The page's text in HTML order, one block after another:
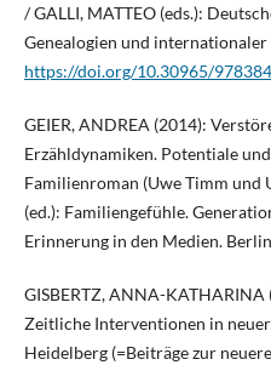
/ GALLI, MATTEO (eds.):
Genealogien und
https://doi.org/10.30965/
GEIER, ANDREA (2014):
Erzähldynamiken. Potentiale
Familienroman (Uwe Timm und
(ed.): Familiengefühle.
Erinnerung in den Medien.
GISBERTZ, ANNA-
Zeitliche Interventionen in
Heidelberg (=Beiträge zur